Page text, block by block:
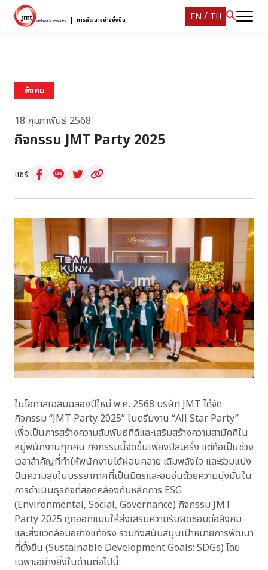
การพัฒนาอย่างยั่งยืน EN / TH
สังคม
18 กุมภาพันธ์ 2568
กิจกรรม JMT Party 2025
แชร์:
ในโอกาสเฉลิมฉลองปีใหม่ พ.ศ. 2568 บริษัท JMT ได้จัด
กิจกรรม “JMT Party 2025” ในตรีมงาน “All Star Party”
เพื่อเป็นการสร้างความสัมพันธ์ที่ดีและเสริมสร้างความสามัคคีใน
หมู่พนักงานทุกคน กิจกรรมนี้จัดขึ้นเพียงปีละครั้ง แต่ถือเป็นช่วง
เวลาสำคัญที่ทำให้พนักงานได้ผ่อนคลาย เติมพลังใจ และร่วมแบ่ง
ปันความสุขในบรรยากาศที่เป็นมิตรและอบอุ่นด้วยความมุ่งมั่นใน
การดำเนินธุรกิจที่สอดคล้องกับหลักการ ESG
(Environmental, Social, Governance) กิจกรรม JMT
Party 2025 ถูกออกแบบให้ส่งเสริมความรับผิดชอบต่อสังคม
และสิ่งแวดล้อมอย่างแท้จริง รวมถึงสนับสนุนเป้าหมายการพัฒนา
ที่ยั่งยืน (Sustainable Development Goals: SDGs) โดย
เฉพาะอย่างยิ่งในด้านต่อไปนี้: